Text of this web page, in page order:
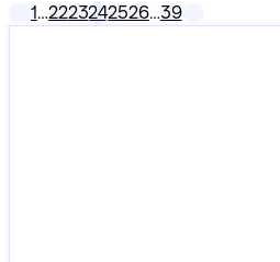
1…2223242526…39